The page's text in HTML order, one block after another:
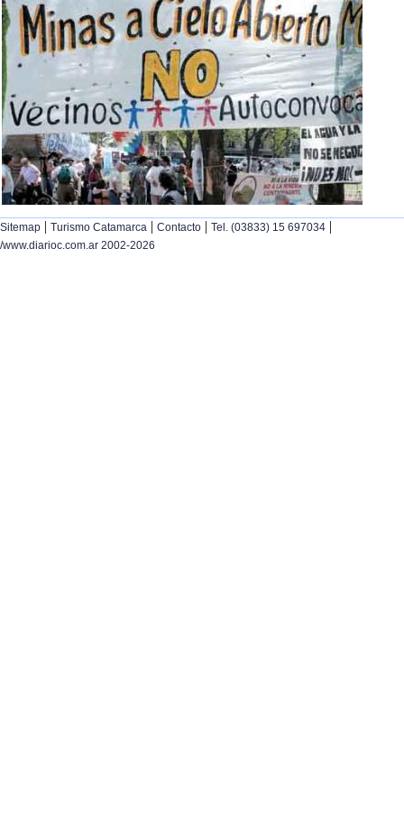
Sitemap | Turismo Catamarca | Contacto | Tel. (03833) 15 697034 |
/www.diarioc.com.ar 2002-2026